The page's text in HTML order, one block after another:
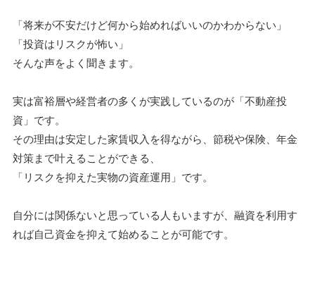
「将来が不安だけど何から始めればいいのかわからない」
「投資はリスクが怖い」
そんな声をよく聞きます。
実は富裕層や経営者の多くが実践しているのが「不動産投
資」です。
その理由は安定した家賃収入を得ながら、節税や保険、年金
対策まで叶えることができる、
「リスクを抑えた実物の資産運用」です。
自分には関係ないと思っている人もいますが、融資を利用す
れば自己資金を抑えて始めることが可能です。